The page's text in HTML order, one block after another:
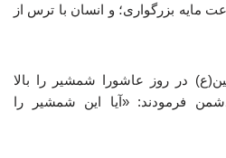
بزرگواری؛ و انسان با ترس از
در روز عاشورا شمشیر را بالا
فرمودند: «آیا این شمشیر را